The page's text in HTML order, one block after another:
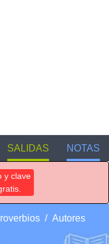
SALIDAS NOTAS
y clave
Autores